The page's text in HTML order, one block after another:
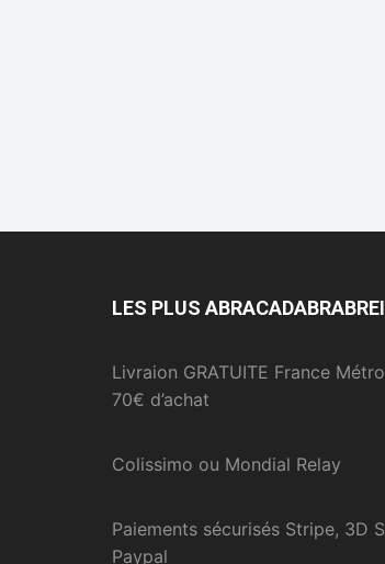
LES PLUS
Livraion GRATUITE France
70€ d’achat
Colissimo ou Mondial Relay
Paiements sécurisés Stripe, 3D
Paypal